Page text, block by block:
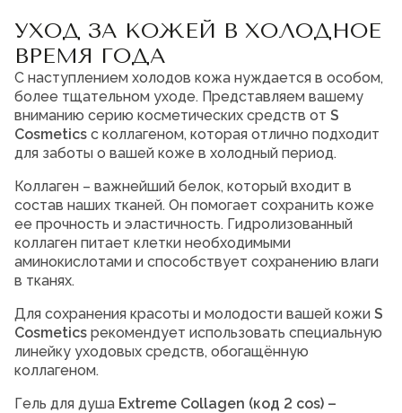
8 (800) 600-94-04
Заказать звонок
УХОД ЗА КОЖЕЙ В ХОЛОДНОЕ
ВРЕМЯ ГОДА
С наступлением холодов кожа нуждается в особом,
более тщательном уходе. Представляем вашему
вниманию серию косметических средств от S
Cosmetics с коллагеном, которая отлично подходит
для заботы о вашей коже в холодный период.
Коллаген – важнейший белок, который входит в
состав наших тканей. Он помогает сохранить коже
ее прочность и эластичность. Гидролизованный
коллаген питает клетки необходимыми
аминокислотами и способствует сохранению влаги
в тканях.
Для сохранения красоты и молодости вашей кожи S
Cosmetics рекомендует использовать специальную
линейку уходовых средств, обогащённую
коллагеном.
Гель для душа Extreme Collagen (код 2 cos) –